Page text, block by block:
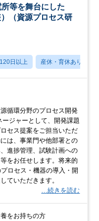
等を舞台にした
（資源プロセス研
日以上 産休・育休あり
循環分野のプロセス開発
ージャーとして、開発課題
セス提案をご担当いただ
は、事業門や他部署との
進捗管理、試験計画への
をお任せします。将来的
ロセス・機器の導入・開
ていただきます。
…続きを読む
をお持ちの方